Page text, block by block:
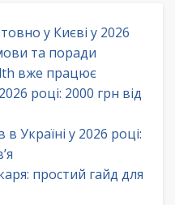
у Києві у 2026
та поради
вже працює
році: 2000 грн від
Україні у 2026 році:
простий гайд для